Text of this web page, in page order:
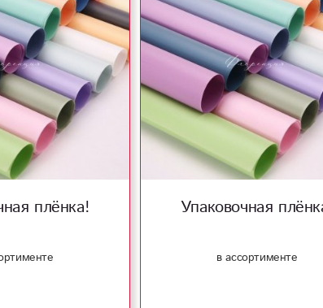
плёнка! Упаковочная
в ассортименте